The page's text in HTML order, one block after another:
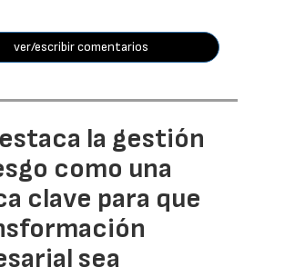
ver/escribir comentarios
la gestión
como una
clave para que
sea